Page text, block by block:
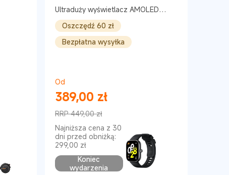
Ultraduży wyświetlacz AMOLED
1,97″
Oszczędź 60 zł
Bezpłatna wysyłka
Od
389,00 zł
RRP 449,00 zł
Cena rynkowa 449,00 zł
Najniższa cena z 30
dni przed obniżką:
299,00 zł
Koniec
wydarzenia